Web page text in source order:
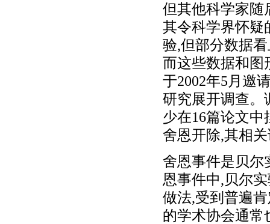
但其他科学家随
其令科学界怀疑
验,但部分数据
而这些数据和图
于2002年5月邀
研究展开调查。
少在16篇论文
舍恩开除,其相
舍恩事件是贝尔
恩事件中,贝尔
做法,受到普遍
的学术协会通常